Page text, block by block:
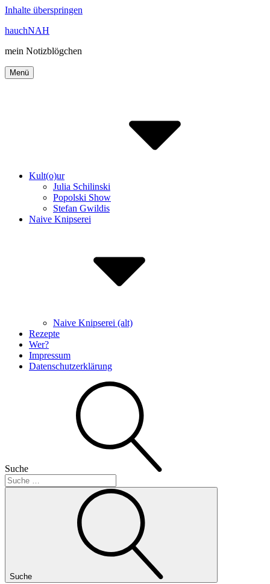
Inhalte überspringen
hauchNAH
mein Notizblögchen
Menü
Kult(o)ur
Julia Schilinski
Popolski Show
Stefan Gwildis
Naive Knipserei
Naive Knipserei (alt)
Rezepte
Wer?
Impressum
Datenschutzerklärung
Suche
Suche